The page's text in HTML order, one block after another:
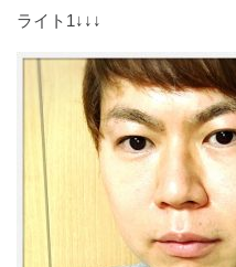
ライト1↓↓↓